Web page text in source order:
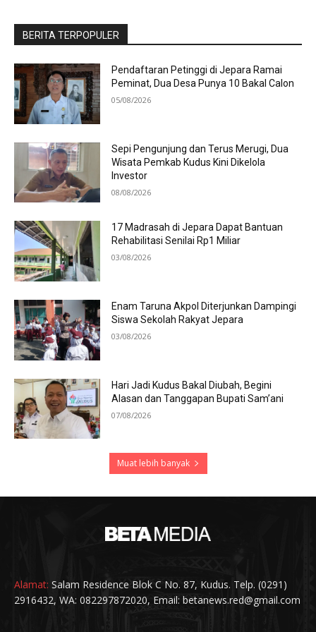
BERITA TERPOPULER
Pendaftaran Petinggi di Jepara Ramai
Peminat, Dua Desa Punya 10 Bakal Calon
05/08/2026
Sepi Pengunjung dan Terus Merugi, Dua
Wisata Pemkab Kudus Kini Dikelola
Investor
08/08/2026
17 Madrasah di Jepara Dapat Bantuan
Rehabilitasi Senilai Rp1 Miliar
03/08/2026
Enam Taruna Akpol Diterjunkan Dampingi
Siswa Sekolah Rakyat Jepara
03/08/2026
Hari Jadi Kudus Bakal Diubah, Begini
Alasan dan Tanggapan Bupati Sam’ani
07/08/2026
Muat lebih banyak
Alamat: Salam Residence Blok C No. 87, Kudus. Telp. (0291)
2916432, WA: 082297872020, Email: betanews.red@gmail.com